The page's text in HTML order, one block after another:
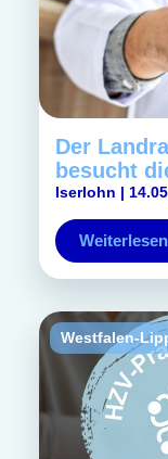
Der
besucht
Iserlohn |
Weiterlesen
Westfalen-